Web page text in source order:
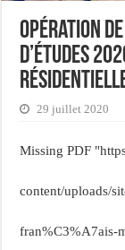
Opération
d’études
29 juillet 2020
Missing PDF
content/uploads/
fran%C3%A7ais-